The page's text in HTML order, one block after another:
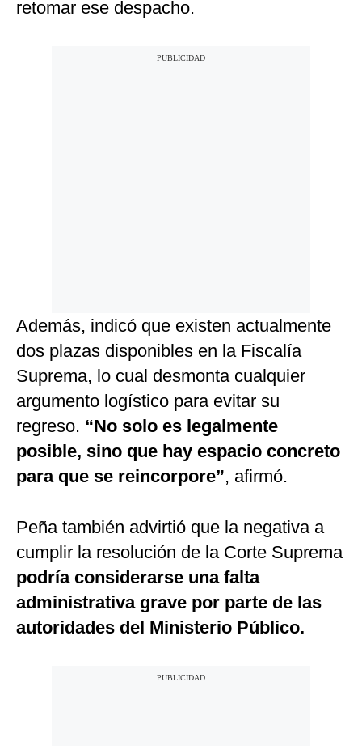
retomar ese despacho.
Además, indicó que existen actualmente
dos plazas disponibles en la Fiscalía
Suprema, lo cual desmonta cualquier
argumento logístico para evitar su
regreso. “No solo es legalmente
posible, sino que hay espacio concreto
para que se reincorpore”, afirmó.
Peña también advirtió que la negativa a
cumplir la resolución de la Corte Suprema
podría considerarse una falta
administrativa grave por parte de las
autoridades del Ministerio Público.